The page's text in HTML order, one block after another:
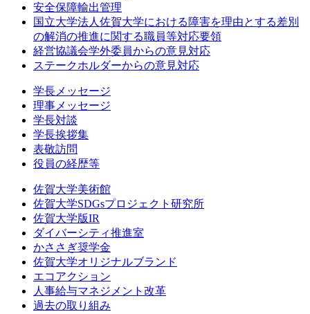
安全保障輸出管理
国立大学法人佐賀大学における障害を理由とする差別
の解消の推進に関する職員等対応要領
経営協議会学外委員からの意見対応
ステークホルダーからの意見対応
学長メッセージ
理事メッセージ
学長対談
学長挨拶集
表敬訪問
役員の経歴等
佐賀大学美術館
佐賀大学SDGsプロジェクト研究所
佐賀大学版IR
ダイバーシティ推進室
かささぎ奨学金
佐賀大学オリジナルブランド
エコアクション
人事給与マネジメント改革
過去の取り組み